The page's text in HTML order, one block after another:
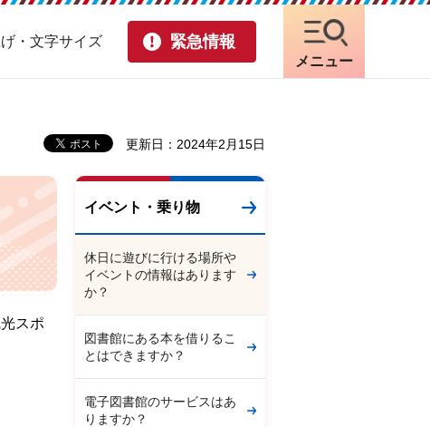
・文字サイズ 緊急情報
メニュー
更新日：2024年2月15日
スポ
イベント・乗り物
休日に遊びに行ける場所や
イベントの情報はあります
か？
図書館にある本を借りるこ
とはできますか？
電子図書館のサービスはあ
りますか？